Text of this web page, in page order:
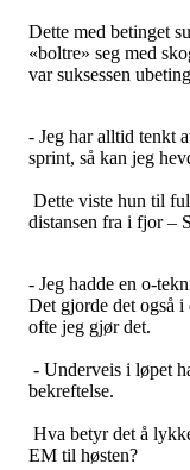
Dette med betinget
«boltre» seg med
var suksessen
- Jeg har alltid tenkt
sprint, så kan jeg
Dette viste hun til
distansen fra i fjor –
- Jeg hadde en o-
Det gjorde det også
ofte jeg gjør det.
- Underveis i løpet
bekreftelse.
Hva betyr det å
EM til høsten?